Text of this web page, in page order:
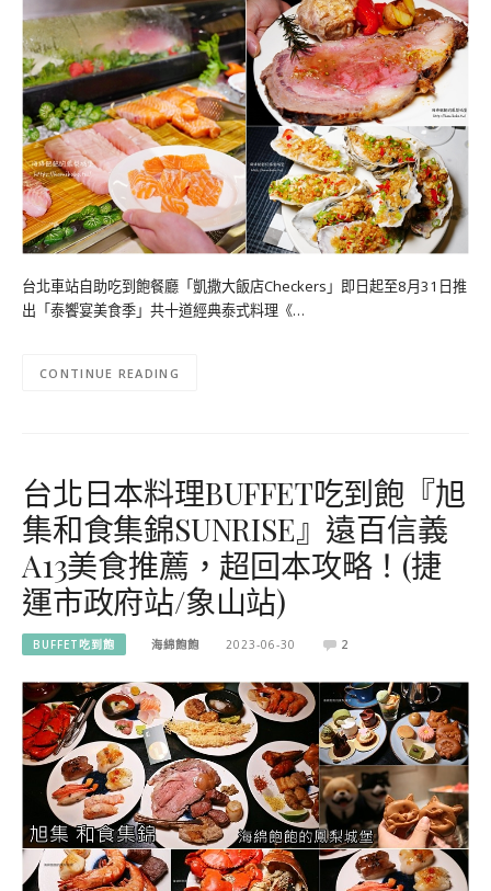
台北車站自助吃到飽餐廳「凱撒大飯店Checkers」即日起至8月31日推
出「泰饗宴美食季」共十道經典泰式料理《…
CONTINUE READING
台北日本料理BUFFET吃到飽『旭
集和食集錦SUNRISE』遠百信義
A13美食推薦，超回本攻略！(捷
運市政府站/象山站)
BUFFET吃到飽 海綿飽飽 2023-06-30 2